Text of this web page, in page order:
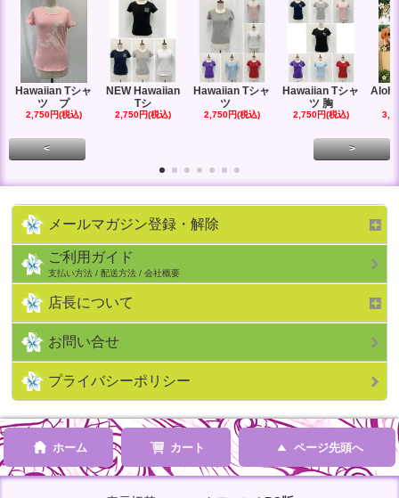
Hawaiian Tシャ
ツ プ
2,750円(税込)
NEW Hawaiian
Tシ
2,750円(税込)
Hawaiian Tシャ
ツ
2,750円(税込)
Hawaiian Tシャ
ツ 胸
2,750円(税込)
< >
メールマガジン登録・解除
ご利用ガイド
支払い方法 / 配送方法 / 会社概要
店長について
お問い合せ
プライバシーポリシー
ホーム カート ページ先頭へ